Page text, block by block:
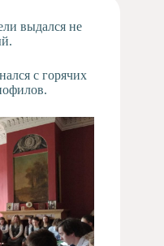
выдался не
с горячих